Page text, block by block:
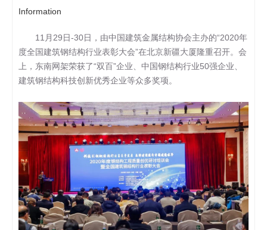
Information
11月29日-30日，由中国建筑金属结构协会主办的“2020年
度全国建筑钢结构行业表彰大会”在北京新疆大厦隆重召开。会
上，东南网架荣获了“双百”企业、中国钢结构行业50强企业、
建筑钢结构科技创新优秀企业等众多奖项。